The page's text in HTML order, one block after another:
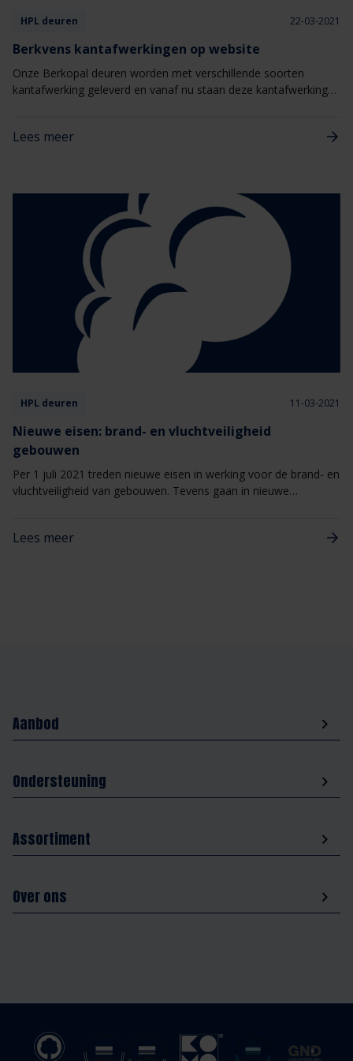
HPL deuren 22-03-2021
Berkvens kantafwerkingen op website
Onze Berkopal deuren worden met verschillende soorten
kantafwerking geleverd en vanaf nu staan deze kantafwerkingen
Zo waarborgen wij de kwaliteit van HPL-deuren: de binnendeur
Lees meer
HPL deuren 11-03-2021
Nieuwe eisen: brand- en vluchtveiligheid
gebouwen
Per 1 juli 2021 treden nieuwe eisen in werking voor de brand- en
vluchtveiligheid van gebouwen. Tevens gaan in nieuwe
Lees meer
Aanbod
Ondersteuning
Assortiment
Over ons